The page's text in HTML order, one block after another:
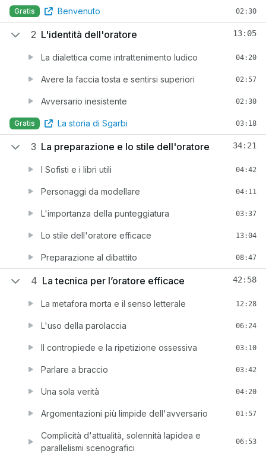
Gratis Benvenuto 02:30
2 L'identità dell'oratore 13:05
La dialettica come intrattenimento ludico 04:20
Avere la faccia tosta e sentirsi superiori 02:57
Avversario inesistente 02:30
Gratis La storia di Sgarbi 03:18
3 La preparazione e lo stile dell'oratore 34:21
I Sofisti e i libri utili 04:42
Personaggi da modellare 04:11
L'importanza della punteggiatura 03:37
Lo stile dell'oratore efficace 13:04
Preparazione al dibattito 08:47
4 La tecnica per l’oratore efficace 42:58
La metafora morta e il senso letterale 12:28
L'uso della parolaccia 06:24
Il contropiede e la ripetizione ossessiva 03:10
Parlare a braccio 03:42
Una sola verità 04:20
Argomentazioni più limpide dell'avversario 01:57
Complicità d'attualità, solennità lapidea e
parallelismi scenografici
06:53